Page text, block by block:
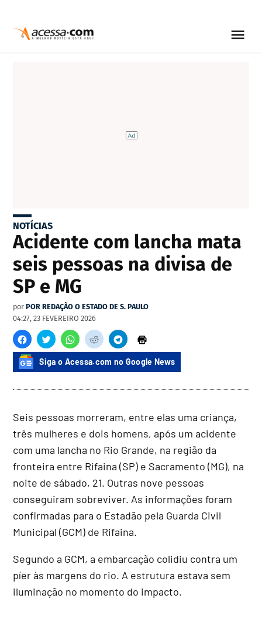
NOTÍCIAS
Acidente com lancha mata
seis pessoas na divisa de
SP e MG
por POR REDAÇÃO O ESTADO DE S. PAULO
04:27, 23 FEVEREIRO 2026
Siga o Acessa.com no Google News
Seis pessoas morreram, entre elas uma criança,
três mulheres e dois homens, após um acidente
com uma lancha no Rio Grande, na região da
fronteira entre Rifaina (SP) e Sacramento (MG), na
noite de sábado, 21. Outras nove pessoas
conseguiram sobreviver. As informações foram
confirmadas para o Estadão pela Guarda Civil
Municipal (GCM) de Rifaina.
Segundo a GCM, a embarcação colidiu contra um
píer às margens do rio. A estrutura estava sem
iluminação no momento do impacto.